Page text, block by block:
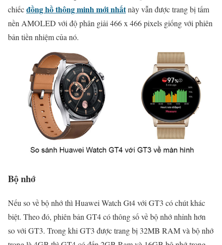
chiếcđồng hồ thông minh mới nhấtnày vẫn được trang bị tấm
nền AMOLED với độ phân giải 466 x 466 pixels giống với phiên
bản tiền nhiệm của nó.
Bộ nhớ
Nếu so về bộ nhớ thì Huawei Watch Gt4 với GT3 có chút khác
biệt. Theo đó, phiên bản GT4 có thông số về bộ nhớ nhỉnh hơn
so với GT3. Trong khi GT3 được trang bị 32MB RAM và bộ nhớ